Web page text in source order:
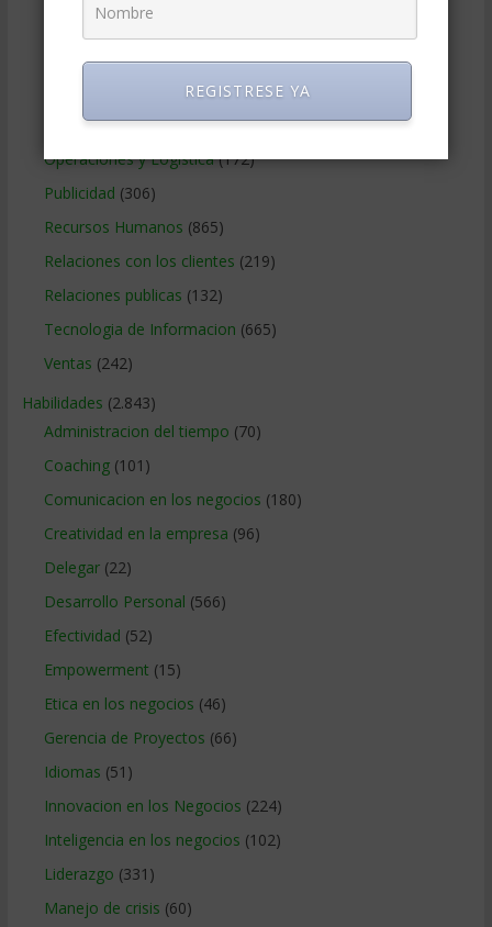
Marketing Digital
Métodos Gerenciales(280)
Negocios Internacionales(2.257)
Negocios Online(1.405)
Operaciones y Logística(172)
Publicidad (306)
Recursos Humanos (865)
Relaciones con los clientes (219)
Relaciones publicas (132)
Tecnologia de Informacion (665)
Ventas (242)
Habilidades (2.843)
Administracion del tiempo (70)
Coaching(101)
Comunicacion en los negocios (180)
Creatividad en la empresa (96)
Delegar(22)
Desarrollo Personal (566)
Efectividad (52)
Empowerment (15)
Etica en los negocios (46)
Gerencia de Proyectos (66)
Idiomas (51)
Innovacion en los Negocios (224)
Inteligencia en los negocios (102)
Liderazgo (331)
Manejo de crisis (60)
REGISTRESE YA